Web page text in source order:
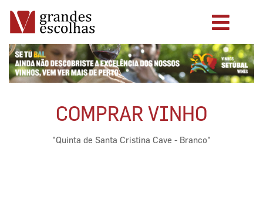
COMPRAR VINHO
"Quinta de Santa Cristina Cave - Branco"